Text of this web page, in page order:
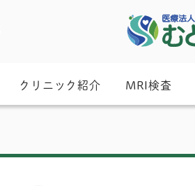
クリニック紹介 MRI検査